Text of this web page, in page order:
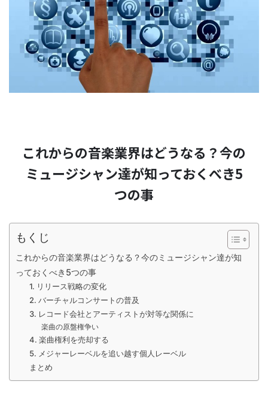
これからの音楽業界はどうなる？今の
ミュージシャン達が知っておくべき5
つの事
もくじ
これからの音楽業界はどうなる？今のミュージシャン達が知
っておくべき5つの事
1. リリース戦略の変化
2. バーチャルコンサートの普及
3. レコード会社とアーティストが対等な関係に
楽曲の原盤権争い
4. 楽曲権利を売却する
5. メジャーレーベルを追い越す個人レーベル
まとめ